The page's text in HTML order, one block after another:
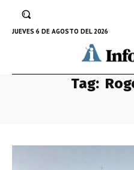
JUEVES 6 DE AGOSTO DEL 2026
Tag: